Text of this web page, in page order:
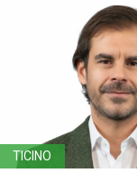
TICINO